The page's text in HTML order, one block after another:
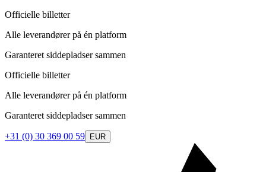
Officielle billetter
Alle leverandører på én platform
Garanteret siddepladser sammen
Officielle billetter
Alle leverandører på én platform
Garanteret siddepladser sammen
+31 (0) 30 369 00 59 EUR